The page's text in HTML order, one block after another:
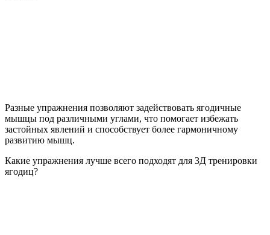
Разные упражнения позволяют задействовать ягодичные
мышцы под различными углами, что помогает избежать
застойных явлений и способствует более гармоничному
развитию мышц.
Какие упражнения лучше всего подходят для 3Д тренировки
ягодиц?